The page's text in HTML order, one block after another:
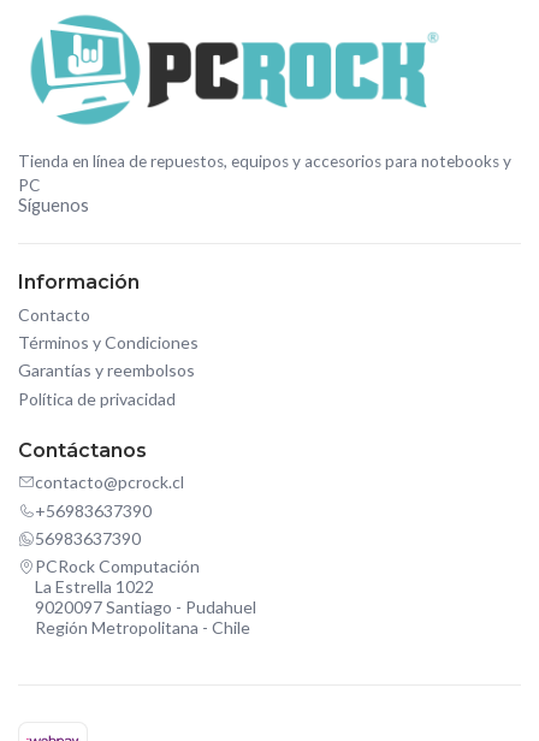
Tienda en línea de repuestos, equipos y accesorios para notebooks y
PC
Síguenos
Información
Contacto
Términos y Condiciones
Garantías y reembolsos
Política de privacidad
Contáctanos
contacto@pcrock.cl
+56983637390
56983637390
PCRock Computación
La Estrella 1022
9020097 Santiago - Pudahuel
Región Metropolitana - Chile